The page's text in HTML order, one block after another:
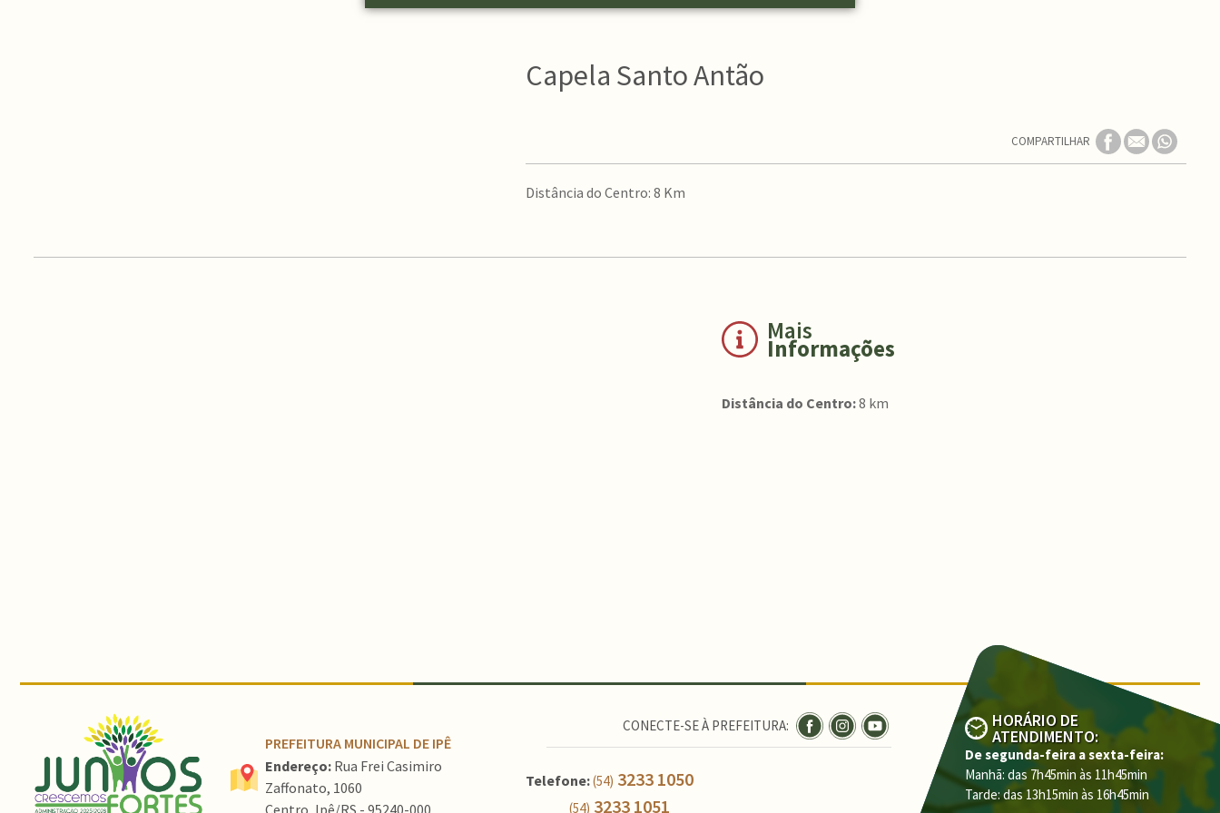
Capela Santo Antão
COMPARTILHAR
Distância do Centro: 8 Km
Mais
Informações
Distância do Centro:8 km
PREFEITURA MUNICIPAL DE IPÊ
Endereço: Rua Frei Casimiro
Zaffonato, 1060
Centro, Ipê/RS - 95240-000
CONECTE-SE À PREFEITURA:
Telefone:(54) 3233 1050
(54) 3233 1051
HORÁRIO DE
ATENDIMENTO:
De segunda-feira a sexta-feira:
Manhã: das 7h45min às 11h45min
Tarde: das 13h15min às 16h45min